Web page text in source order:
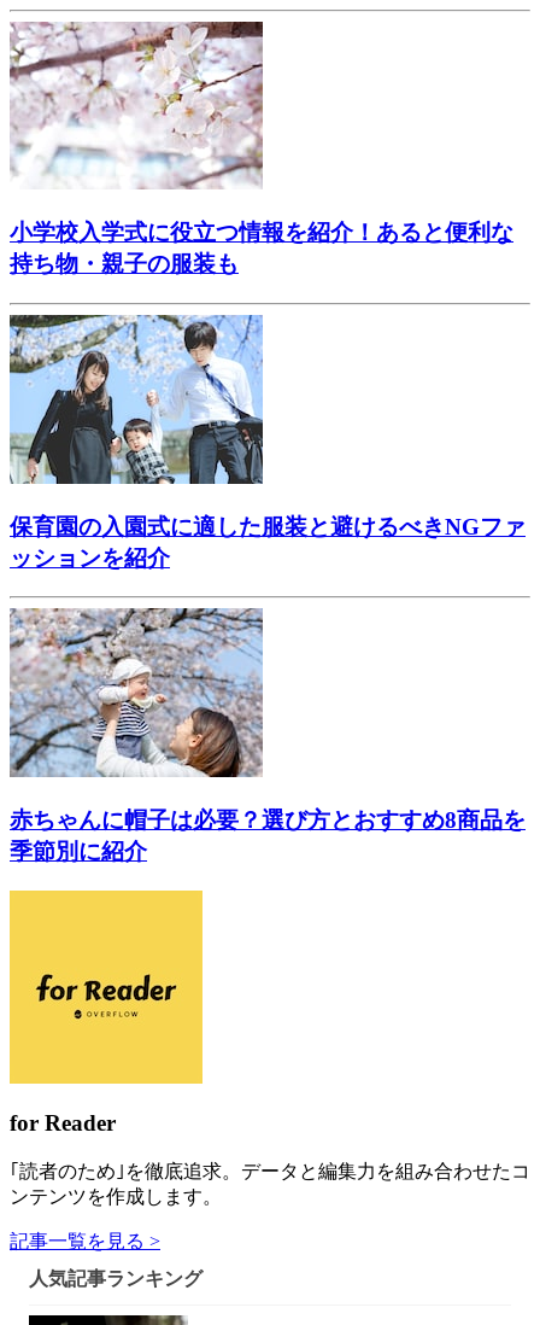
小学校入学式に役立つ情報を紹介！あると便利な
持ち物・親子の服装も
保育園の入園式に適した服装と避けるべきNGファ
ッションを紹介
赤ちゃんに帽子は必要？選び方とおすすめ8商品を
季節別に紹介
for Reader
｢読者のため｣を徹底追求。データと編集力を組み合わせたコ
ンテンツを作成します。
記事一覧を見る >
人気記事ランキング